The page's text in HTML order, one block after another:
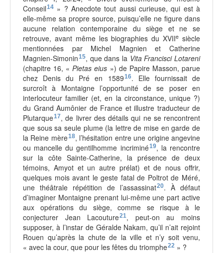
Conseil14 » ? Anecdote tout aussi curieuse, qui est à
elle-même sa propre source, puisqu’elle ne figure dans
aucune relation contemporaine du siège et ne se
retrouve, avant même les biographies du XVIIe siècle
mentionnées par Michel Magnien et Catherine
Magnien-Simonin15, que dans la Vita Francisci Lotareni
(chapitre 16, «Pietas eius ») de Papire Masson, parue
chez Denis du Pré en 158916. Elle fournissait de
surcroît à Montaigne l’opportunité de se poser en
interlocuteur familier (et, en la circonstance, unique ?)
du Grand Aumônier de France et illustre traducteur de
Plutarque17, de livrer des détails qui ne se rencontrent
que sous sa seule plume (la lettre de mise en garde de
la Reine mère18, l’hésitation entre une origine angevine
ou mancelle du gentilhomme incriminé19, la rencontre
sur la côte Sainte-Catherine, la présence de deux
témoins, Amyot et un autre prélat) et de nous offrir,
quelques mois avant le geste fatal de Poltrot de Méré,
une théâtrale répétition de l’assassinat20. À défaut
d’imaginer Montaigne prenant lui-même une part active
aux opérations du siège, comme se risque à le
conjecturer Jean Lacouture21, peut-on au moins
supposer, à l’instar de Géralde Nakam, qu’il n’ait rejoint
Rouen qu’après la chute de la ville et n’y soit venu,
« avec la cour, que pour les fêtes du triomphe22 » ?